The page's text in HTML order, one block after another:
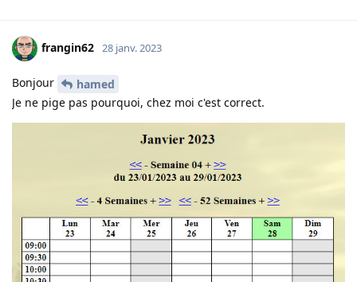
frangin62 28 janv. 2023
Bonjour
hamed
Je ne pige pas pourquoi, chez moi c'est correct.